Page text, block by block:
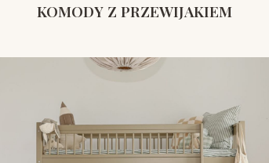
KOMODY Z PRZEWIJAKIEM